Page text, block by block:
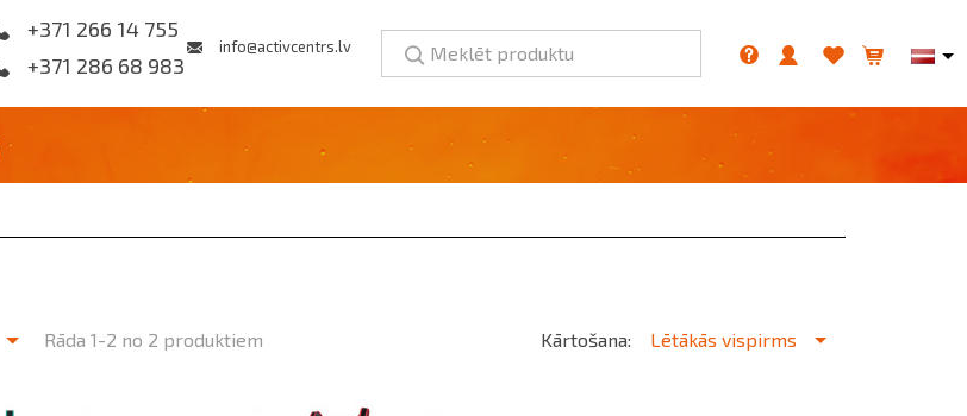
+371 266 14 755
info@activcentrs.lv
+371 286 68 983 Meklēt produktu
Rāda 1-2 no 2 produktiem Kārtošana: Lētākās vispirms